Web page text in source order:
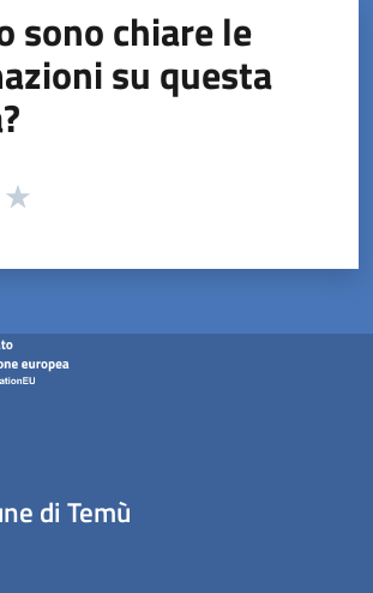
sono chiare le
su questa
la pagina
di Temù